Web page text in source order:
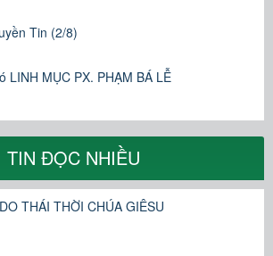
Tin (2/8)
LINH MỤC PX. PHẠM BÁ LỄ
TIN ĐỌC NHIỀU
THÁI THỜI CHÚA GIÊSU